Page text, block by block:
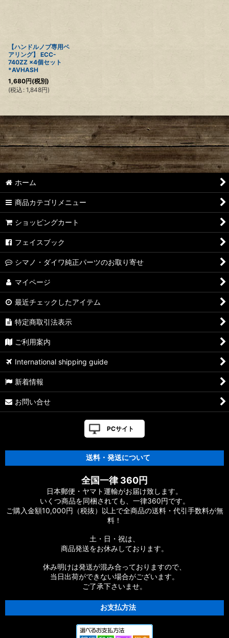
【ハンドルノブ専用ベ
アリング】 ECC-
740ZZ ×4個セット
*AVHASH
1,680円(税別)
(税込 : 1,848円)
ホーム
商品カテゴリメニュー
ショッピングカート
フェイスブック
シマノ・ダイワ純正パーツのお取り寄せ
マイページ
最近チェックしたアイテム
特定商取引法表示
ご利用案内
International shipping guide
新着情報
お問い合せ
PCサイト
送料・発送について
全国一律 360円
日本郵便・ヤマト運輸がお届け致します。
いくつ商品を同梱されても、一律360円です。
ご購入金額10,000円（税抜）以上で全商品の送料・代引手数料が無
料！
土・日・祝は、
商品発送をお休みしております。
休み明けは発送が混み合っておりますので、
当日出荷ができない場合がございます。
ご了承下さいませ。
お支払方法